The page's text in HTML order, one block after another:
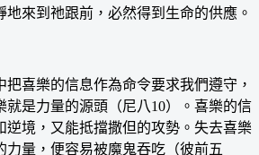
地來到祂跟前，必然得到生命的供應。
喜樂的信息作為命令要求我們遵守，
就是力量的源頭（尼八10）。喜樂的信
逆境，又能抵擋撒但的攻勢。失去喜樂
力量，便容易被魔鬼吞吃（彼前五